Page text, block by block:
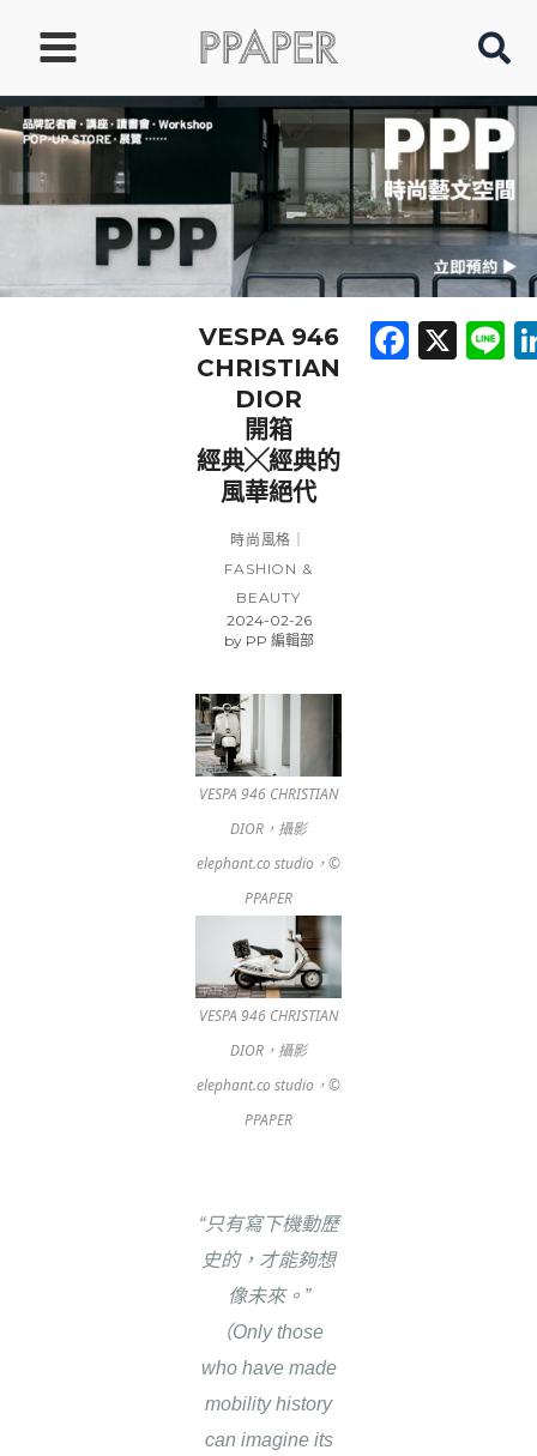
要
內
VESPA 946
CHRISTIAN
DIOR
開箱
經典╳經典的
風華絕代
時尚風格｜
FASHION &
BEAUTY
2024-02-26
byPP 編輯部
VESPA 946 CHRISTIAN
DIOR，攝影
elephant.co studio，©
PPAPER
VESPA 946 CHRISTIAN
DIOR，攝影
elephant.co studio，©
PPAPER
“只有寫下機動歷
史的，才能夠想
像未來。”
（Only those
who have made
mobility history
can imagine its
X